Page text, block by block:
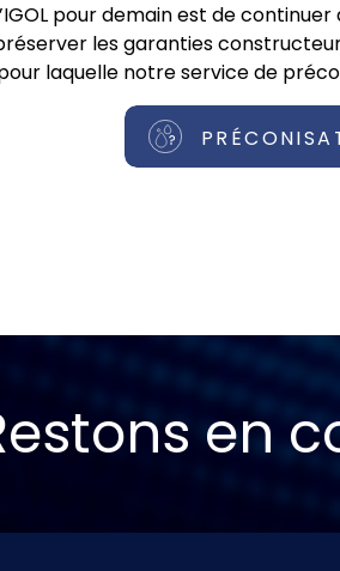
pour demain est de
les garanties
laquelle notre service de
en